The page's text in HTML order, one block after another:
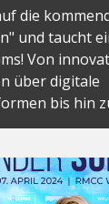
die
und taucht
Von
über digitale
bis hin